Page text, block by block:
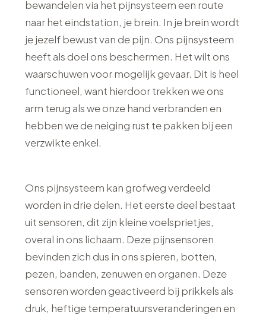
bewandelen via het pijnsysteem een route
naar het eindstation, je brein. In je brein wordt
je jezelf bewust van de pijn. Ons pijnsysteem
heeft als doel ons beschermen. Het wilt ons
waarschuwen voor mogelijk gevaar. Dit is heel
functioneel, want hierdoor trekken we ons
arm terug als we onze hand verbranden en
hebben we de neiging rust te pakken bij een
verzwikte enkel.
Ons pijnsysteem kan grofweg verdeeld
worden in drie delen. Het eerste deel bestaat
uit sensoren, dit zijn kleine voelsprietjes,
overal in ons lichaam. Deze pijnsensoren
bevinden zich dus in ons spieren, botten,
pezen, banden, zenuwen en organen. Deze
sensoren worden geactiveerd bij prikkels als
druk, heftige temperatuursveranderingen en